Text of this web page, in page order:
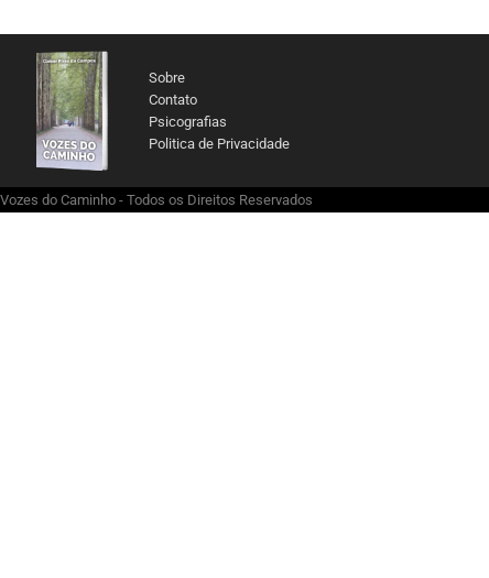
Sobre
Contato
Psicografias
Politica de Privacidade
Vozes do Caminho - Todos os Direitos Reservados